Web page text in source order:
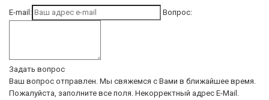
E-mail: Вопрос:
Задать вопрос
Ваш вопрос отправлен. Мы свяжемся с Вами в ближайшее время.
Пожалуйста, заполните все поля. Некорректный адрес E-Mail.